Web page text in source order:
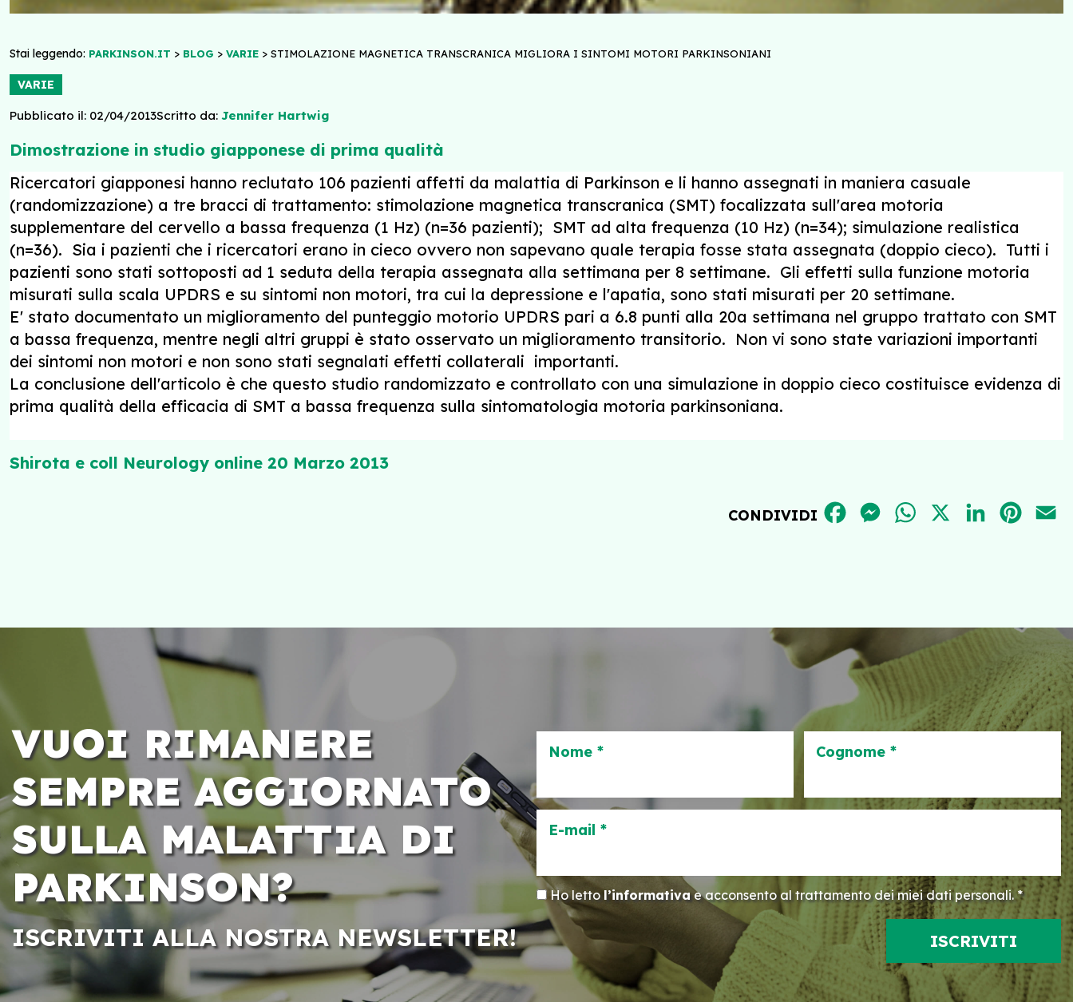
Stai leggendo: PARKINSON.IT > BLOG > VARIE > STIMOLAZIONE MAGNETICA TRANSCRANICA MIGLIORA I SINTOMI MOTORI PARKINSONIANI
VARIE
Pubblicato il: 02/04/2013Scritto da: Jennifer Hartwig
Dimostrazione in studio giapponese di prima qualità
Ricercatori giapponesi hanno reclutato 106 pazienti affetti da malattia di Parkinson e li hanno assegnati in maniera casuale
(randomizzazione) a tre bracci di trattamento: stimolazione magnetica transcranica (SMT) focalizzata sull'area motoria
supplementare del cervello a bassa frequenza (1 Hz) (n=36 pazienti); SMT ad alta frequenza (10 Hz) (n=34); simulazione realistica
(n=36). Sia i pazienti che i ricercatori erano in cieco ovvero non sapevano quale terapia fosse stata assegnata (doppio cieco). Tutti i
pazienti sono stati sottoposti ad 1 seduta della terapia assegnata alla settimana per 8 settimane. Gli effetti sulla funzione motoria
misurati sulla scala UPDRS e su sintomi non motori, tra cui la depressione e l'apatia, sono stati misurati per 20 settimane.
E' stato documentato un miglioramento del punteggio motorio UPDRS pari a 6.8 punti alla 20a settimana nel gruppo trattato con SMT
a bassa frequenza, mentre negli altri gruppi è stato osservato un miglioramento transitorio. Non vi sono state variazioni importanti
dei sintomi non motori e non sono stati segnalati effetti collaterali importanti.
La conclusione dell'articolo è che questo studio randomizzato e controllato con una simulazione in doppio cieco costituisce evidenza di
prima qualità della efficacia di SMT a bassa frequenza sulla sintomatologia motoria parkinsoniana.
Shirota e coll Neurology online 20 Marzo 2013
CONDIVIDI FACEBOOKMESSENGER
WHATSAPPLINKEDIN
VUOI RIMANERE
SEMPRE AGGIORNATO
SULLA MALATTIA DI
PARKINSON?
ISCRIVITI ALLA NOSTRA NEWSLETTER!
Nome * Cognome *
E-mail *
Ho letto l’informativae acconsento al trattamento dei miei dati personali. *